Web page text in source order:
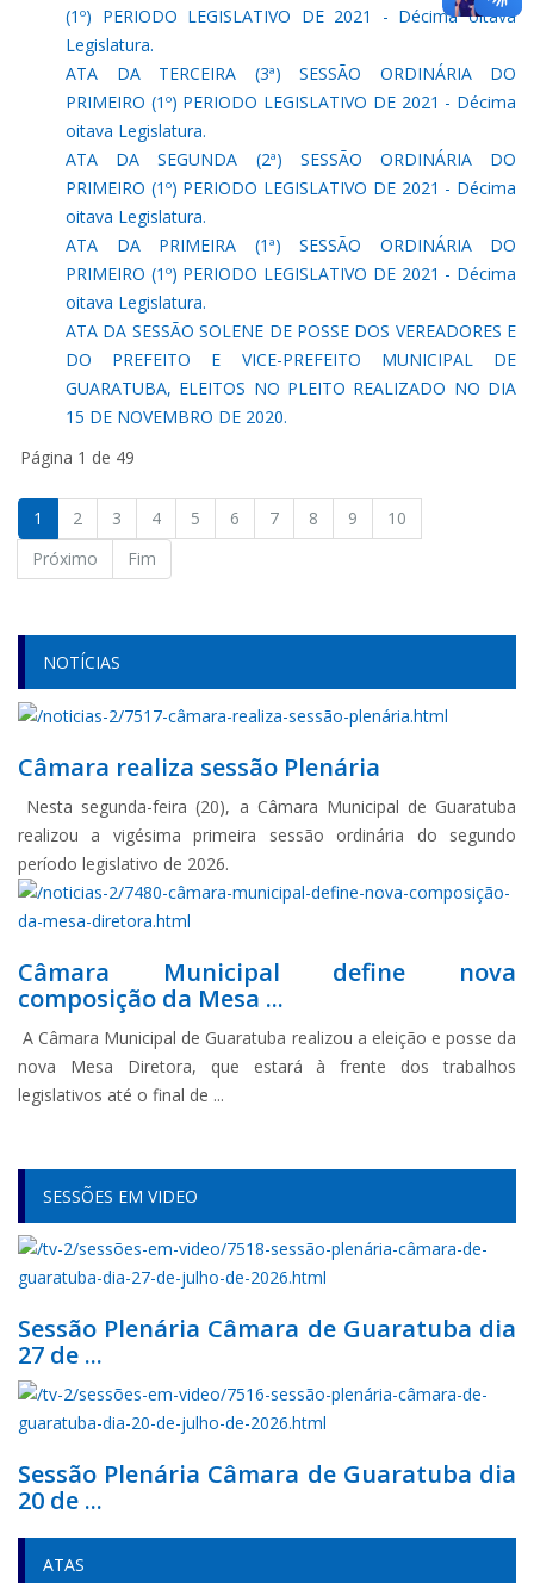
(1º) PERIODO LEGISLATIVO DE 2021 - Décima oitava
Legislatura.
ATA DA TERCEIRA (3ª) SESSÃO ORDINÁRIA DO
PRIMEIRO (1º) PERIODO LEGISLATIVO DE 2021 - Décima
oitava Legislatura.
ATA DA SEGUNDA (2ª) SESSÃO ORDINÁRIA DO
PRIMEIRO (1º) PERIODO LEGISLATIVO DE 2021 - Décima
oitava Legislatura.
ATA DA PRIMEIRA (1ª) SESSÃO ORDINÁRIA DO
PRIMEIRO (1º) PERIODO LEGISLATIVO DE 2021 - Décima
oitava Legislatura.
ATA DA SESSÃO SOLENE DE POSSE DOS VEREADORES E
DO PREFEITO E VICE-PREFEITO MUNICIPAL DE
GUARATUBA, ELEITOS NO PLEITO REALIZADO NO DIA
15 DE NOVEMBRO DE 2020.
Página 1 de 49
1 2 3 4 5 6 7 8 9
10
Próximo
Fim
NOTÍCIAS
Câmara realiza sessão Plenária
Nesta segunda-feira (20), a Câmara Municipal de Guaratuba
realizou a vigésima primeira sessão ordinária do segundo
período legislativo de 2026.
Câmara Municipal define nova
composição da Mesa ...
A Câmara Municipal de Guaratuba realizou a eleição e posse da
nova Mesa Diretora, que estará à frente dos trabalhos
legislativos até o final de ...
SESSÕES EM VIDEO
Sessão Plenária Câmara de Guaratuba dia
27 de ...
Sessão Plenária Câmara de Guaratuba dia
20 de ...
ATAS